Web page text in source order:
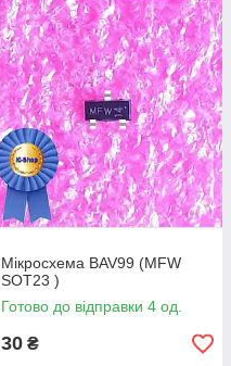
Мікросхема BAV99 (MFW
SOT23 )
Готово до відправки 4 од.
30 ₴